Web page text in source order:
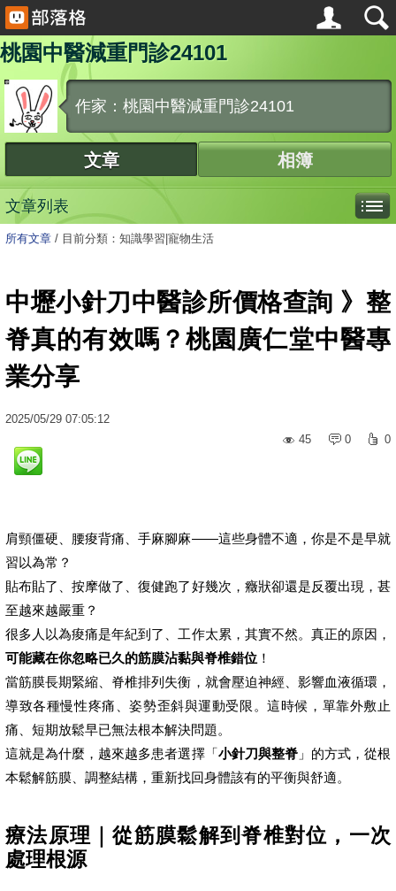
桃園中醫減重門診24101
作家：桃園中醫減重門診24101
文章 相簿
文章列表
所有文章 / 目前分類：知識學習|寵物生活
中壢小針刀中醫診所價格查詢 》整
脊真的有效嗎？桃園廣仁堂中醫專
業分享
2025/05/29 07:05:12
45
0 0
肩頸僵硬、腰痠背痛、手麻腳麻——這些身體不適，你是不是早就
習以為常？
貼布貼了、按摩做了、復健跑了好幾次，癥狀卻還是反覆出現，甚
至越來越嚴重？
很多人以為痠痛是年紀到了、工作太累，其實不然。真正的原因，
可能藏在你忽略已久的筋膜沾黏與脊椎錯位 ！
當筋膜長期緊縮、脊椎排列失衡，就會壓迫神經、影響血液循環，
導致各種慢性疼痛、姿勢歪斜與運動受限。這時候，單靠外敷止
痛、短期放鬆早已無法根本解決問題。
這就是為什麼，越來越多患者選擇「小針刀與整脊」的方式，從根
本鬆解筋膜、調整結構，重新找回身體該有的平衡與舒適。
療法原理｜從筋膜鬆解到脊椎對位，一次
處理根源